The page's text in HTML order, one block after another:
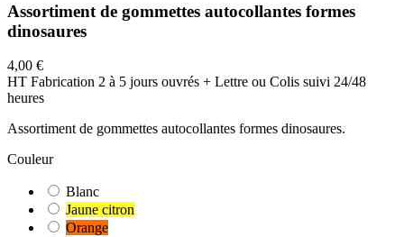
Assortiment de gommettes autocollantes formes
dinosaures
4,00 €
HT Fabrication 2 à 5 jours ouvrés + Lettre ou Colis suivi 24/48
heures
Assortiment de gommettes autocollantes formes dinosaures.
Couleur
Blanc
Jaune citron
Orange